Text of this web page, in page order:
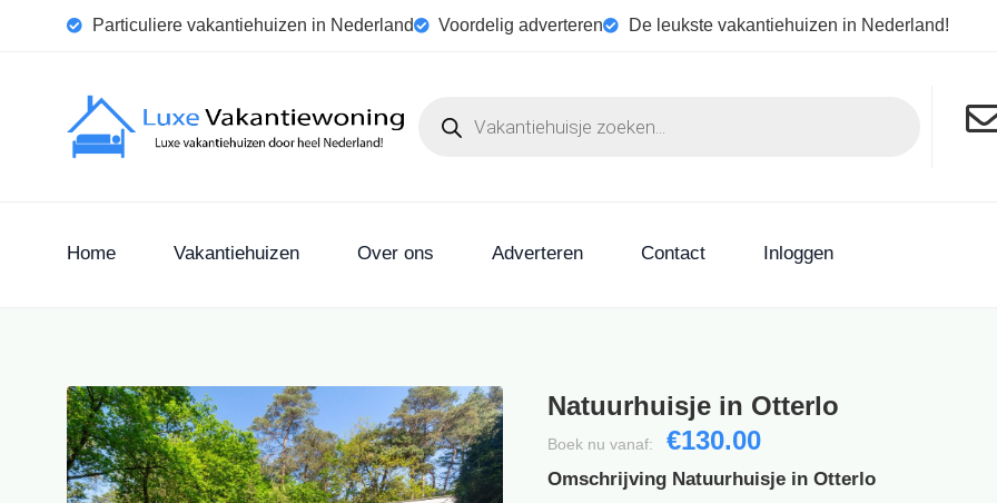
Particuliere vakantiehuizen in Nederland Voordelig adverteren De leukste vakantiehuizen in Nederland!
Home Vakantiehuizen Over ons Adverteren Contact Inloggen
Natuurhuisje in Otterlo
Boek nu vanaf: €130.00
Omschrijving Natuurhuisje in Otterlo